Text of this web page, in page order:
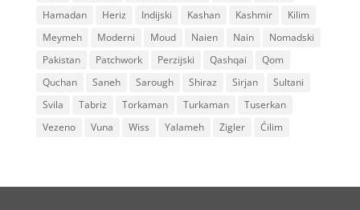
Hamadan
Heriz Indijski Kashan Kashmir
Kilim
Meymeh
Moderni Moud Naien Nain
Nomadski
Pakistan
Patchwork Perzijski Qashqai
Qom
Quchan
Saneh Sarough Shiraz Sirjan
Sultani
Svila
Tabriz Torkaman Turkaman
Tuserkan
Vezeno
Vuna Wiss Yalameh Zigler Ćilim